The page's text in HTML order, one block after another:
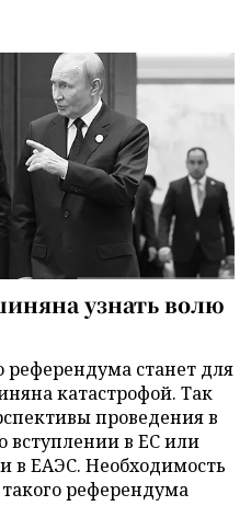
узнать волю
станет для
катастрофой. Так
проведения в
вступлении в ЕС или
в ЕАЭС. Необходимость
референдума